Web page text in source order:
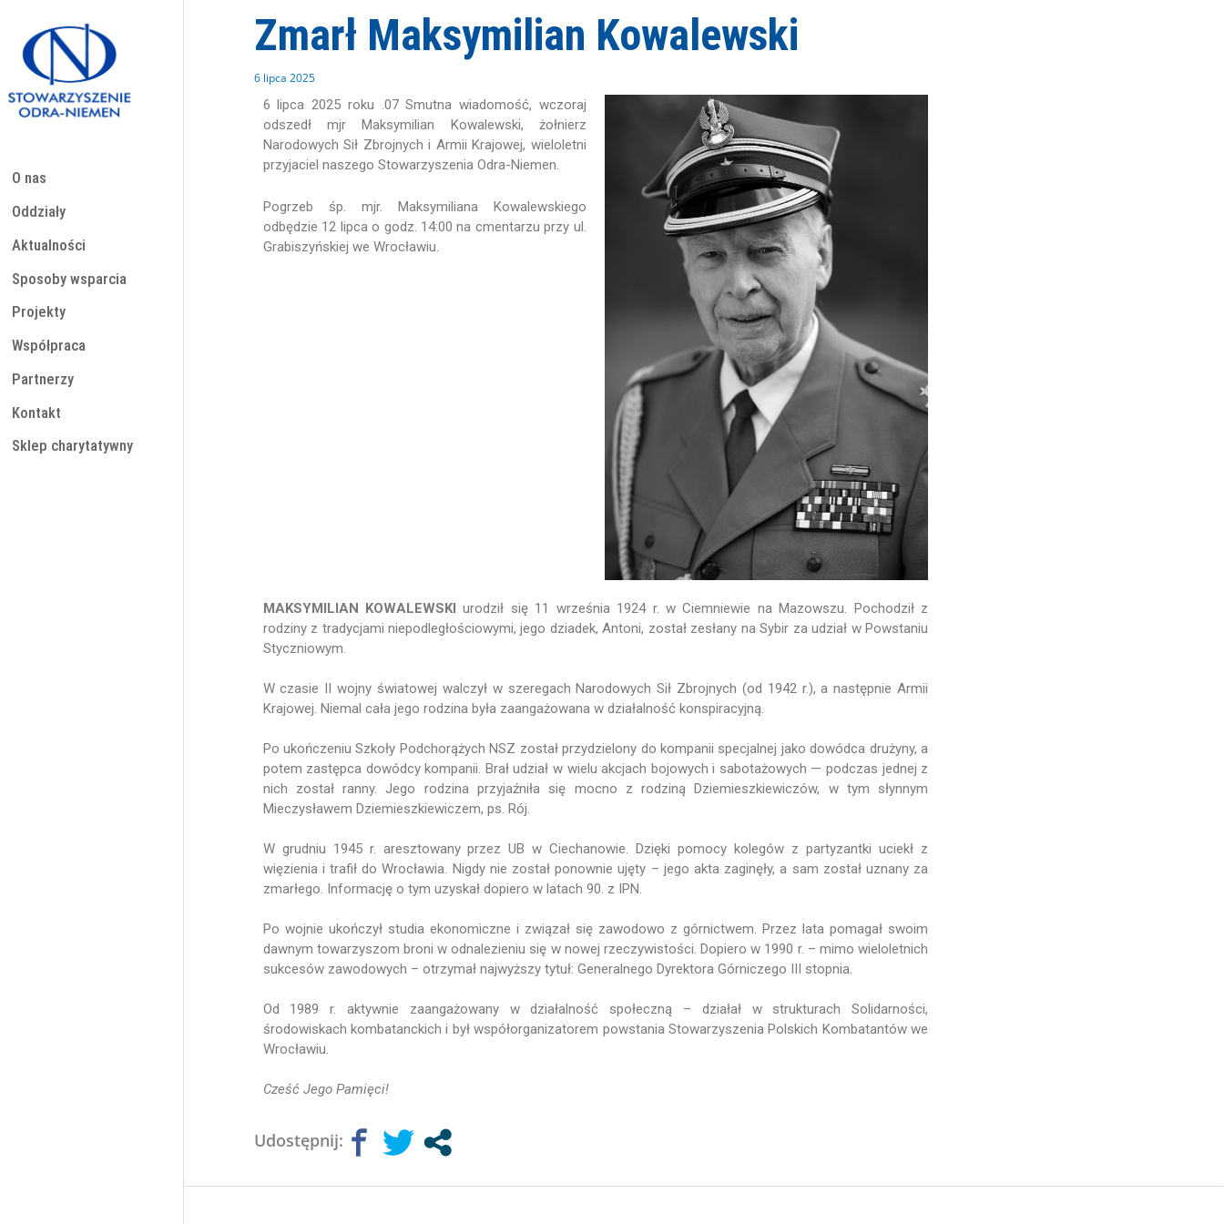
treści
O nas
Oddziały
Aktualności
Sposoby wsparcia
Projekty
Współpraca
Partnerzy
Kontakt
Sklep charytatywny
Zmarł Maksymilian Kowalewski
6 lipca 2025
6 lipca 2025 roku .07 Smutna wiadomość, wczoraj
odszedł mjr Maksymilian Kowalewski, żołnierz
Narodowych Sił Zbrojnych i Armii Krajowej, wieloletni
przyjaciel naszego Stowarzyszenia Odra-Niemen.
Pogrzeb śp. mjr. Maksymiliana Kowalewskiego
odbędzie 12 lipca o godz. 14:00 na cmentarzu przy ul.
Grabiszyńskiej we Wrocławiu.
MAKSYMILIAN KOWALEWSKI urodził się 11 września 1924 r. w Ciemniewie na Mazowszu. Pochodził z
rodziny z tradycjami niepodległościowymi, jego dziadek, Antoni, został zesłany na Sybir za udział w Powstaniu
Styczniowym.
W czasie II wojny światowej walczył w szeregach Narodowych Sił Zbrojnych (od 1942 r.), a następnie Armii
Krajowej. Niemal cała jego rodzina była zaangażowana w działalność konspiracyjną.
Po ukończeniu Szkoły Podchorążych NSZ został przydzielony do kompanii specjalnej jako dowódca drużyny, a
potem zastępca dowódcy kompanii. Brał udział w wielu akcjach bojowych i sabotażowych — podczas jednej z
nich został ranny. Jego rodzina przyjaźniła się mocno z rodziną Dziemieszkiewiczów, w tym słynnym
Mieczysławem Dziemieszkiewiczem, ps. Rój.
W grudniu 1945 r. aresztowany przez UB w Ciechanowie. Dzięki pomocy kolegów z partyzantki uciekł z
więzienia i trafił do Wrocławia. Nigdy nie został ponownie ujęty – jego akta zaginęły, a sam został uznany za
zmarłego. Informację o tym uzyskał dopiero w latach 90. z IPN.
Po wojnie ukończył studia ekonomiczne i związał się zawodowo z górnictwem. Przez lata pomagał swoim
dawnym towarzyszom broni w odnalezieniu się w nowej rzeczywistości. Dopiero w 1990 r. – mimo wieloletnich
sukcesów zawodowych – otrzymał najwyższy tytuł: Generalnego Dyrektora Górniczego III stopnia.
Od 1989 r. aktywnie zaangażowany w działalność społeczną – działał w strukturach Solidarności,
środowiskach kombatanckich i był współorganizatorem powstania Stowarzyszenia Polskich Kombatantów we
Wrocławiu.
Cześć Jego Pamięci!
Udostępnij: